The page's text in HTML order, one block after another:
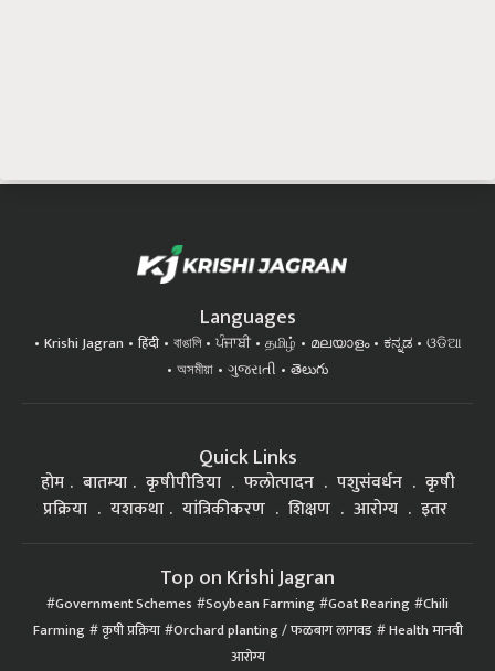
Languages
Krishi Jagran हिंदी বাঙালি ਪੰਜਾਬੀ தமிழ் മലയാളം ಕನ್ನಡ
ଓଡିଆ
অসমীয়া
ગુજરાતી తెలుగు
Quick Links
होम बातम्या कृषीपीडिया फलोत्पादन पशुसंवर्धन
कृषी
प्रक्रिया
यशकथा यांत्रिकीकरण शिक्षण आरोग्य इतर
Top on Krishi Jagran
Government Schemes Soybean Farming Goat Rearing Chili
Farming कृषी प्रक्रिया Orchard planting / फळबाग लागवड Health मानवी
आरोग्य